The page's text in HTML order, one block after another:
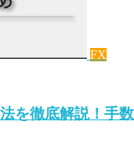
FX
を徹底解説！手